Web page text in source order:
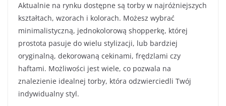
Aktualnie na rynku dostępne są torby w najróżniejszych
kształtach, wzorach i kolorach. Możesz wybrać
minimalistyczną, jednokolorową shopperkę, której
prostota pasuje do wielu stylizacji, lub bardziej
oryginalną, dekorowaną cekinami, frędzlami czy
haftami. Możliwości jest wiele, co pozwala na
znalezienie idealnej torby, która odzwierciedli Twój
indywidualny styl.